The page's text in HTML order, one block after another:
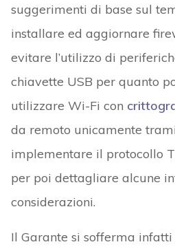
suggerimenti di base sul
installare ed aggiornare
evitare l’utilizzo di
chiavette USB per quanto
utilizzare Wi-Fi con
da remoto unicamente
implementare il protocollo
per poi dettagliare alcune
considerazioni.
Il Garante si sofferma